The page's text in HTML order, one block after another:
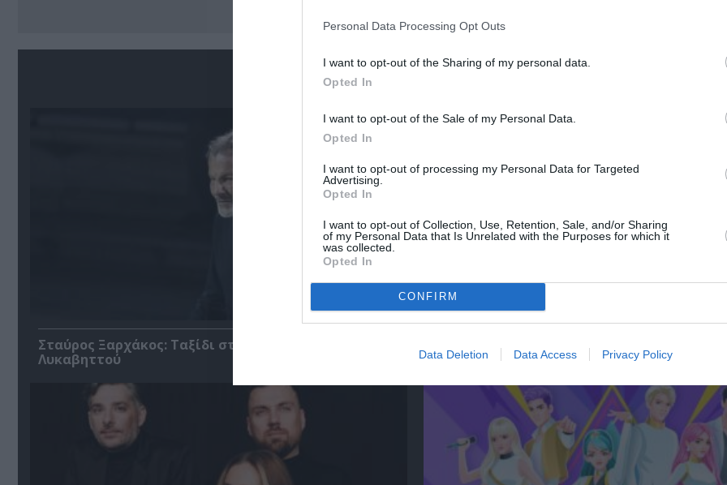
Personal Data Processing Opt Outs
I want to opt-out of the Sharing of my personal data.
Opted In
I want to opt-out of the Sale of my Personal Data.
Opted In
I want to opt-out of processing my Personal Data for Targeted
Advertising.
Opted In
I want to opt-out of Collection, Use, Retention, Sale, and/or Sharing
of my Personal Data that Is Unrelated with the Purposes for which it
was collected.
Opted In
CONFIRM
Data Deletion Data Access Privacy Policy
Σχετικά Άρθρα
Σταύρος Ξαρχάκος: Ταξίδι στο φως στο Θέατρο
Λυκαβηττού
Η Μουσική Τεχνόπολη 2026 υποδέχεται
δυναμικό συναυλιακό Σεπτέμβριο!